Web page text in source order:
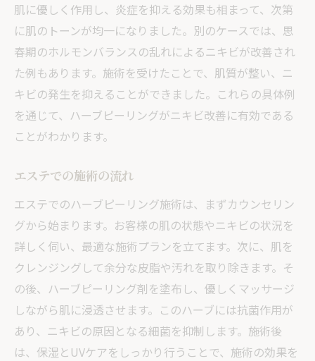
肌に優しく作用し、炎症を抑える効果も相まって、次第
に肌のトーンが均一になりました。別のケースでは、思
春期のホルモンバランスの乱れによるニキビが改善され
た例もあります。施術を受けたことで、肌質が整い、ニ
キビの発生を抑えることができました。これらの具体例
を通じて、ハーブピーリングがニキビ改善に有効である
ことがわかります。
エステでの施術の流れ
エステでのハーブピーリング施術は、まずカウンセリン
グから始まります。お客様の肌の状態やニキビの状況を
詳しく伺い、最適な施術プランを立てます。次に、肌を
クレンジングして余分な皮脂や汚れを取り除きます。そ
の後、ハーブピーリング剤を塗布し、優しくマッサージ
しながら肌に浸透させます。このハーブには抗菌作用が
あり、ニキビの原因となる細菌を抑制します。施術後
は、保湿とUVケアをしっかり行うことで、施術の効果を